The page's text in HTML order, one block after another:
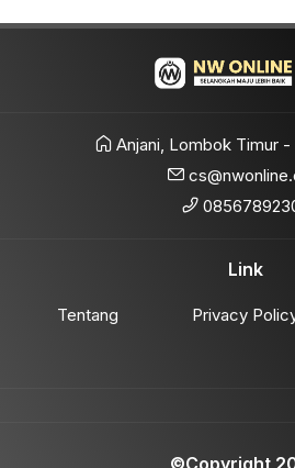
Anjani, Lombok Timur
Link
Tentang Privacy
©Copyright